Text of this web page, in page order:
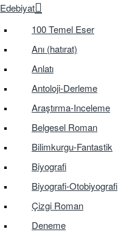
Edebiyat
100 Temel Eser
Anı (hatırat)
Anlatı
Antoloji-Derleme
Araştırma-Inceleme
Belgesel Roman
Bilimkurgu-Fantastik
Biyografi
Biyografi-Otobiyografi
Çizgi Roman
Deneme